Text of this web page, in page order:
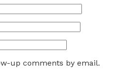
up comments by email.